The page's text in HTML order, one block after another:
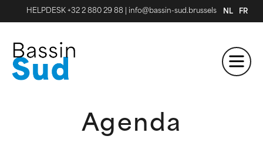
HELPDESK +32 2 880 29 88 info@bassin-sud.brussels NL FR
Agenda